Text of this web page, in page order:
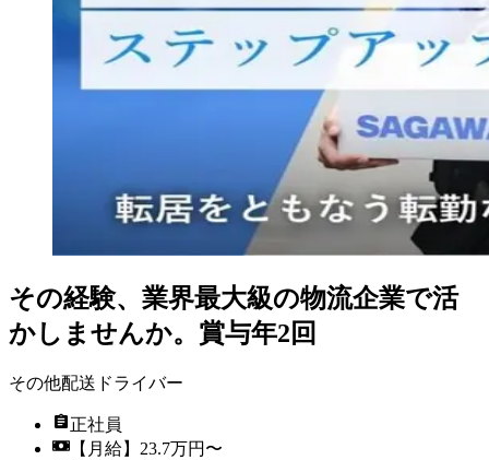
その経験、業界最大級の物流企業で活
かしませんか。賞与年2回
その他配送ドライバー
正社員
【月給】23.7万円〜